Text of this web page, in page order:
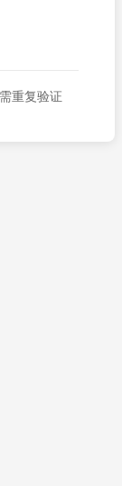
重复验证